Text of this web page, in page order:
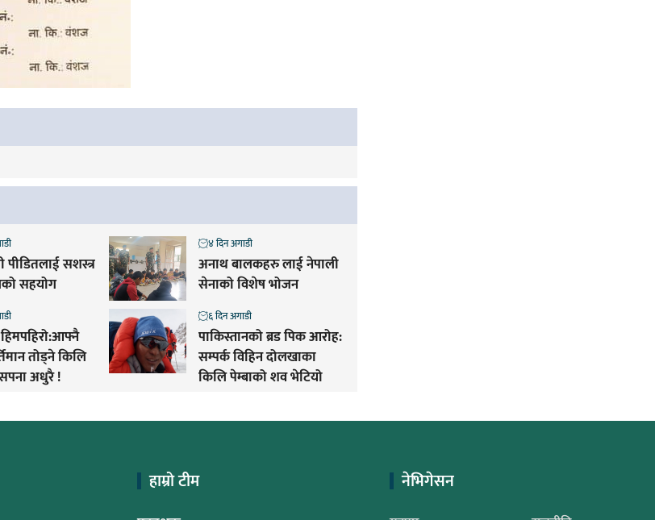
सशस्त्र
सहयोग
अनाथ बालकहरु लाई नेपाली
सेनाको विशेष भोजन
४ दिन अगाडी
तोड्ने किलि
अधुरै !
पाकिस्तानको ब्रड पिक आरोह‌‌:
सम्पर्क विहिन दोलखाका
किलि पेम्बाको शव भेटियो
६ दिन अगाडी
हाम्रो टीम नेभिगेसन